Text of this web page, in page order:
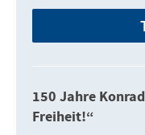
150 Jahre
Freiheit!“